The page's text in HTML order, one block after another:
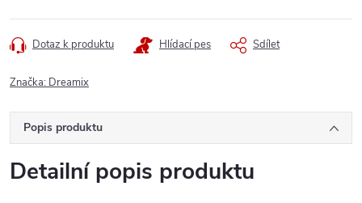
Dotaz k produktu Hlídací pes Sdílet
Značka: Dreamix
Popis produktu
Detailní popis produktu